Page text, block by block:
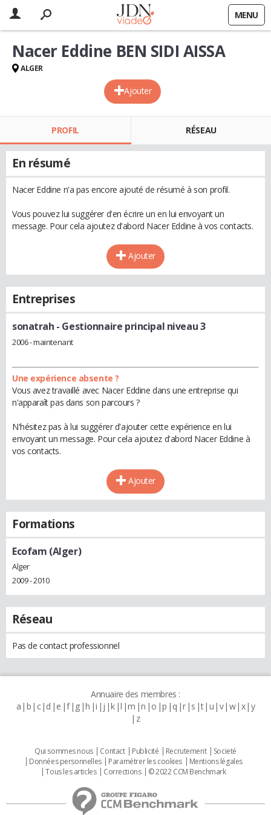
MENU
Ajouter
Nacer Eddine BEN SIDI AISSA
ALGER
PROFIL RÉSEAU
En résumé
Nacer Eddine n'a pas encore ajouté de résumé à son profil.
Vous pouvez lui suggérer d'en écrire un en lui envoyant un
message. Pour cela ajoutez d'abord Nacer Eddine à vos contacts.
Ajouter
Entreprises
sonatrah - Gestionnaire principal niveau 3
2006 - maintenant
Une expérience absente ?
Vous avez travaillé avec Nacer Eddine dans une entreprise qui
n'apparaît pas dans son parcours ?
N'hésitez pas à lui suggérer d'ajouter cette expérience en lui
envoyant un message. Pour cela ajoutez d'abord Nacer Eddine à
vos contacts.
Ajouter
Formations
Ecofam (Alger)
Alger
2009 - 2010
Réseau
Pas de contact professionnel
Annuaire des membres :
a b c d e f g h i j k l m n o p q r s t u v w x y
z
Qui sommes nous Contact Publicité Recrutement
Societé
Données personnelles
Paramétrer les cookies
Mentions légales
Tous les articles
Corrections © 2022 CCM Benchmark